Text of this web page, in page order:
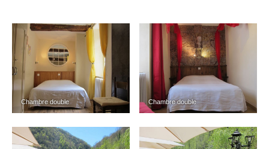
Chambre double Chambre double